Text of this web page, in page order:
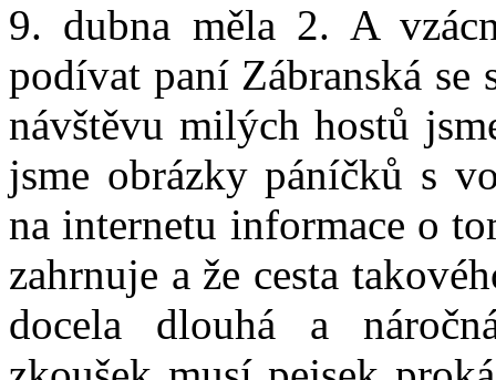
9. dubna měla 2. A
podívat paní Zábranská
návštěvu milých hostů
jsme obrázky páníčků s
na internetu informace o
zahrnuje a že cesta
docela dlouhá a